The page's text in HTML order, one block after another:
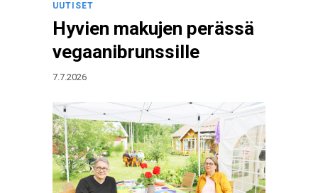
UUTISET
Hyvien makujen perässä
vegaanibrunssille
7.7.2026